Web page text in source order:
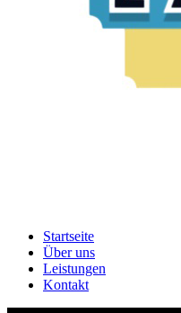
Startseite
Über uns
Leistungen
Kontakt